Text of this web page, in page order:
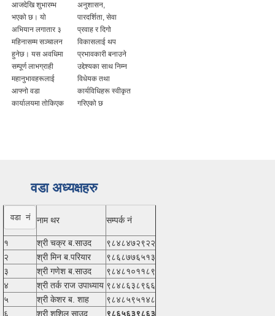
आजदेखि शुभारम्भ
भएको छ। यो
अभियान लगातार ३
महिनासम्म सञ्चालन
हुनेछ। यस अवधिमा
सम्पूर्ण लाभग्राही
महानुभावहरूलाई
आफ्नो वडा
कार्यालयमा तोकिएक
अनुशासन,
पारदर्शिता, सेवा
प्रवाह र दिगो
विकासलाई थप
प्रभावकारी बनाउने
उद्देश्यका साथ निम्न
विधेयक तथा
कार्यविधिहरू स्वीकृत
गरिएको छ
वडा अध्यक्षहरु
वडा नं नाम थर सम्पर्क नं
१ श्री चक्र ब.साउद
९८४८४७२९२२
२
श्री मिन ब.परियार
९८६८७७६५१३
३
श्री गणेश ब.साउद
९८४८१०११८९
४
श्री तर्क राज उपाध्याय ९८४८६३८९६६
५
श्री केशर ब. शाह
९८४८५९५१४८
६
श्री शुशिल साउद
९८६५६३९८६३